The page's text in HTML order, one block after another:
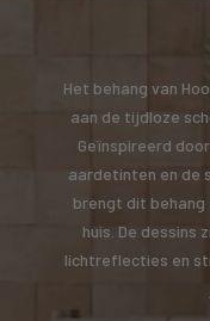
Het behang van
aan de tijdloze
Geïnspireerd
aardetinten en de
brengt dit behang
huis. De dessins
lichtreflecties en